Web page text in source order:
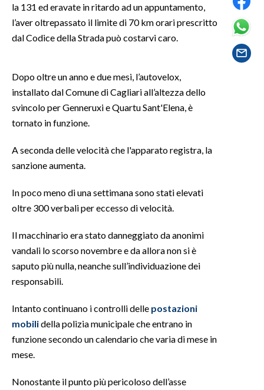
SPETTACOLI
SALUTE
SARDEGNA TURISMO
NOTIZIE
EVENTI
#CARAUNIONE
INSULARITÀ
INFO AZIENDE
ANNUNCI
NECROLOGI
PUBBLICITÀ
la 131 ed eravate in ritardo ad un appuntamento,
l’aver oltrepassato il limite di 70 km orari prescritto
dal Codice della Strada può costarvi caro.
Dopo oltre un anno e due mesi, l’autovelox,
installato dal Comune di Cagliari all’altezza dello
svincolo per Genneruxi e Quartu Sant'Elena, è
tornato in funzione.
A seconda delle velocità che l'apparato registra, la
sanzione aumenta.
In poco meno di una settimana sono stati elevati
oltre 300 verbali per eccesso di velocità.
Il macchinario era stato danneggiato da anonimi
vandali lo scorso novembre e da allora non si è
saputo più nulla, neanche sull’individuazione dei
responsabili.
Intanto continuano i controlli delle postazioni
mobilidella polizia municipale che entrano in
funzione secondo un calendario che varia di mese in
mese.
Nonostante il punto più pericoloso dell’asse